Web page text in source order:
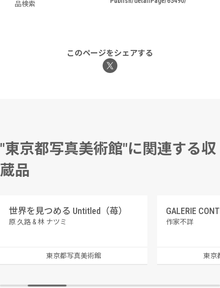
品検索
このページをシェアする
"東京都写真美術館"に関連する収
蔵品
世界を見つめる Untitled（苺）
原 久路 & 林 ナツミ
東京都写真美術館
作家不詳
東京